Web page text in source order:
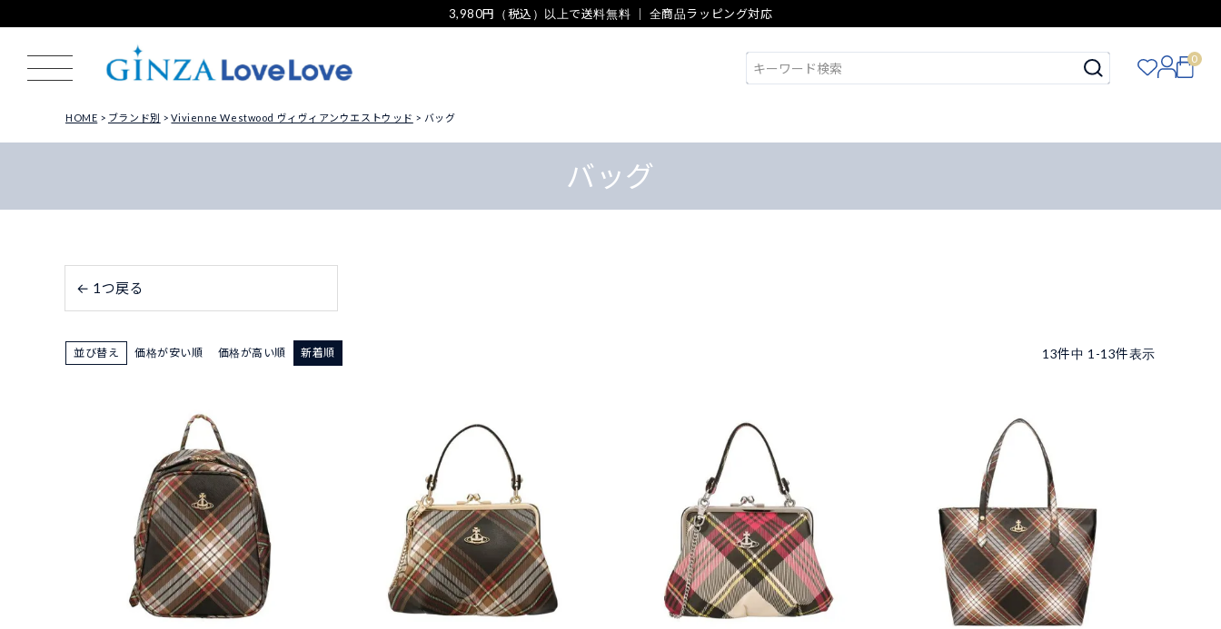
3,980円（税込）以上で送料無料 ｜ 全商品ラッピング対応
0
HOME ブランド別 Vivienne Westwood ヴィヴィアンウエストウッド バッグ
バッグ
← 1つ戻る
並び替え 価格が安い順 価格が高い順 新着順 13件中 1 -13件表示